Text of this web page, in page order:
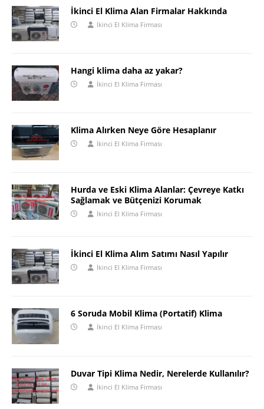
İkinci El Klima Alan Firmalar Hakkında
İkinci El Klima Firması
Hangi klima daha az yakar?
İkinci El Klima Firması
Klima Alırken Neye Göre Hesaplanır
İkinci El Klima Firması
Hurda ve Eski Klima Alanlar: Çevreye Katkı
Sağlamak ve Bütçenizi Korumak
İkinci El Klima Firması
İkinci El Klima Alım Satımı Nasıl Yapılır
İkinci El Klima Firması
6 Soruda Mobil Klima (Portatif) Klima
İkinci El Klima Firması
Duvar Tipi Klima Nedir, Nerelerde Kullanılır?
İkinci El Klima Firması